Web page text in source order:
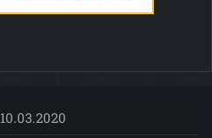
10.03.2020